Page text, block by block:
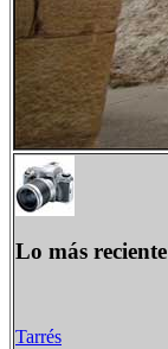
Lo más reciente
Tarrés